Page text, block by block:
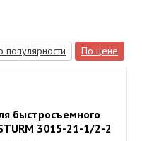
популярности По цене
быстросъемного
3015-21-1/2-2